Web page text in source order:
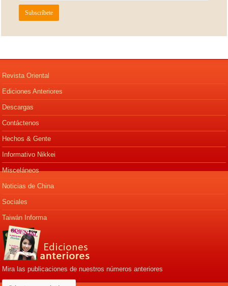
Revista Oriental
Ediciones Anteriores
Descargas
Contáctenos
Hechos & Gente
Informativo Nikkei
Misceláneos
Noticias de China
Sociales
Taiwán Informa
Mira las publicaciones de nuestros números anteriores